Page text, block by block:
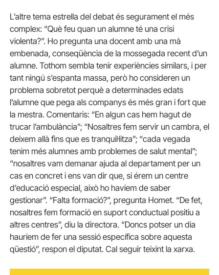
L’altre tema estrella del debat és segurament el més
complex: “Què feu quan un alumne té una crisi
violenta?”. Ho pregunta una docent amb una mà
embenada, conseqüència de la mossegada recent d’un
alumne. Tothom sembla tenir experiències similars, i per
tant ningú s’espanta massa, però ho consideren un
problema sobretot perquè a determinades edats
l’alumne que pega als companys és més gran i fort que
la mestra. Comentaris: “En algun cas hem hagut de
trucar l’ambulància”; “Nosaltres fem servir un cambra, el
deixem allà fins que es tranquil·litza”; “cada vegada
tenim més alumnes amb problemes de salut mental”;
“nosaltres vam demanar ajuda al departament per un
cas en concret i ens van dir que, si érem un centre
d’educació especial, això ho havíem de saber
gestionar”. “Falta formació?”, pregunta Homet. “De fet,
nosaltres fem formació en suport conductual positiu a
altres centres”, diu la directora. “Doncs potser un dia
hauríem de fer una sessió específica sobre aquesta
qüestió”, respon el diputat. Cal seguir teixint la xarxa.